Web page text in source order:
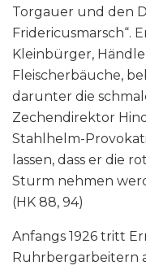
Torgauer und den
Fridericusmarsch“.
Kleinbürger,
Fleischerbäuche,
darunter die
Zechendirektor
Stahlhelm-
lassen, dass er die
Sturm nehmen
(HK 88, 94)
Anfangs 1926 tritt
Ruhrbergarbeitern